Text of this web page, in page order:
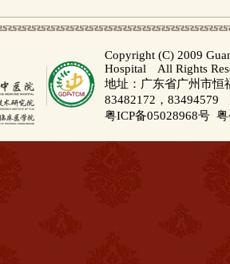
Copyright (C) 2009
Hospital All Rights
地址：广东省广州市
83482172，83494579
粤ICP备05028968号